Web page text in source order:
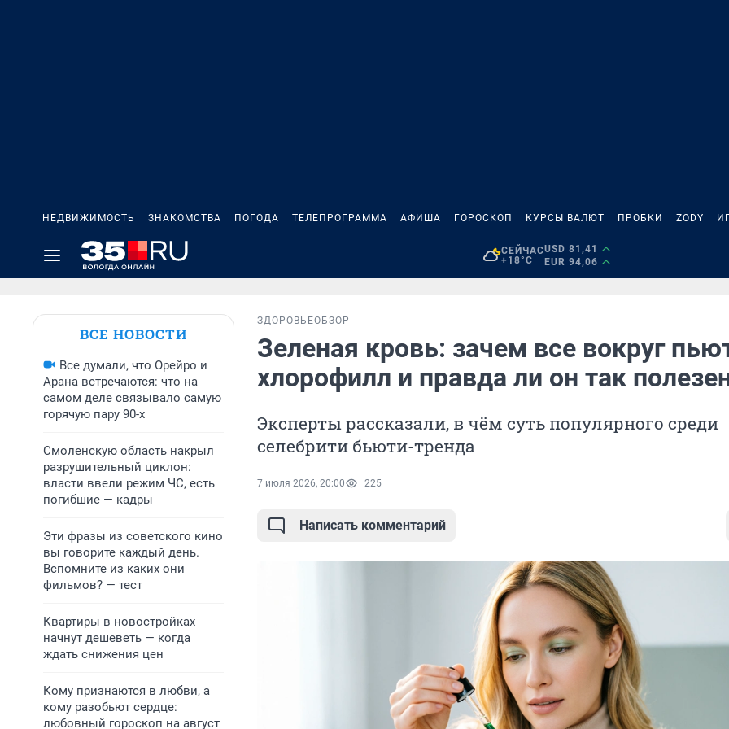
НЕДВИЖИМОСТЬ ЗНАКОМСТВА ПОГОДА ТЕЛЕПРОГРАММА АФИША ГОРОСКОП КУРСЫ ВАЛЮТ ПРОБКИ ZODY
СЕЙЧАС
+18°C
USD 81,41
EUR 94,06
ВСЕ НОВОСТИ
Все думали, что Орейро и
Арана встречаются: что на
самом деле связывало самую
горячую пару 90-х
Смоленскую область накрыл
разрушительный циклон:
власти ввели режим ЧС, есть
погибшие — кадры
Эти фразы из советского кино
вы говорите каждый день.
Вспомните из каких они
фильмов? — тест
Квартиры в новостройках
начнут дешеветь — когда
ждать снижения цен
Кому признаются в любви, а
кому разобьют сердце:
любовный гороскоп на август
ЗДОРОВЬЕОБЗОР
Зеленая кровь: зачем все вокруг
хлорофилл и правда ли он так
Эксперты рассказали, в чём суть популярного среди
селебрити бьюти-тренда
7 июля 2026, 20:00 225
Написать комментарий